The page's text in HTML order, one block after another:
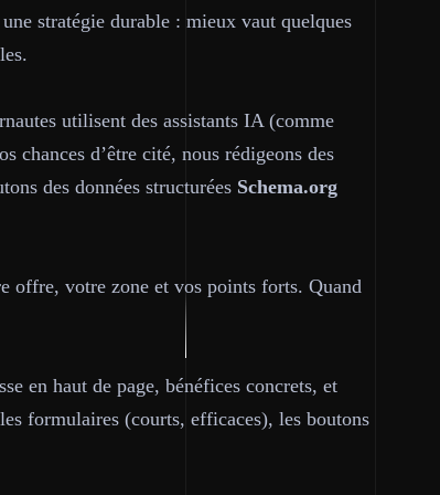
stratégie durable : mieux vaut quelques
utilisent des assistants IA (comme
chances d’être cité, nous rédigeons des
des données structurées Schema.org
offre, votre zone et vos points forts. Quand
en haut de page, bénéfices concrets, et
formulaires (courts, efficaces), les boutons